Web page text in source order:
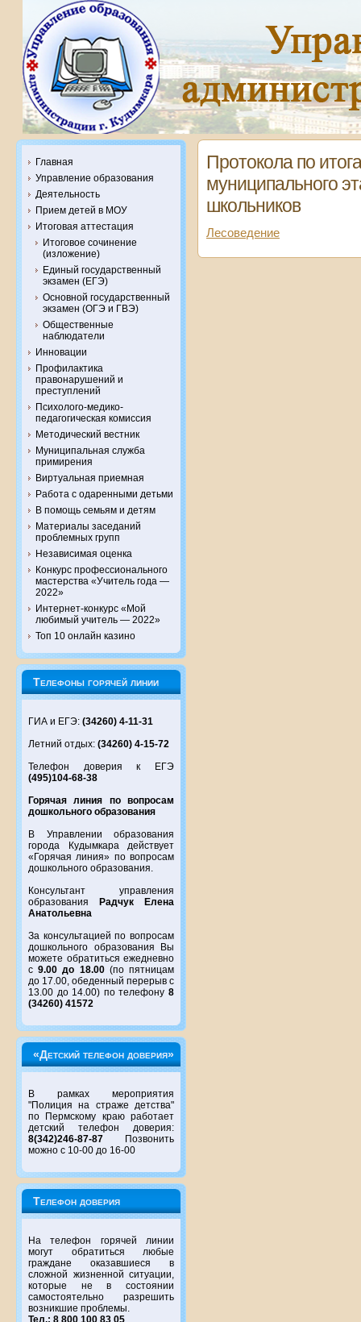
Главная
Управление образования
Деятельность
Прием детей в МОУ
Итоговая аттестация
Итоговое сочинение
(изложение)
Единый государственный
экзамен (ЕГЭ)
Основной государственный
экзамен (ОГЭ и ГВЭ)
Общественные
наблюдатели
Инновации
Профилактика
правонарушений и
преступлений
Психолого-медико-
педагогическая комиссия
Методический вестник
Муниципальная служба
примирения
Виртуальная приемная
Работа с одаренными детьми
В помощь семьям и детям
Материалы заседаний
проблемных групп
Независимая оценка
Конкурс профессионального
мастерства «Учитель года —
2022»
Интернет-конкурс «Мой
любимый учитель — 2022»
Топ 10 онлайн казино
Телефоны горячей линии
ГИА и ЕГЭ: (34260) 4-11-31
Летний отдых: (34260) 4-15-72
Телефон доверия к ЕГЭ
(495)104-68-38
Горячая линия по вопросам
дошкольного образования
В Управлении образования
города Кудымкара действует
«Горячая линия» по вопросам
дошкольного образования.
Консультант управления
образования
Радчук Елена
Анатольевна
За консультацией по вопросам
дошкольного образования Вы
можете обратиться ежедневно
с9.00 до 18.00(по пятницам
до 17.00, обеденный перерыв с
13.00 до 14.00) по телефону 8
(34260) 41572
«Детский телефон доверия»
В рамках мероприятия
"Полиция на страже детства"
по Пермскому краю работает
детский телефон доверия:
8(342)246-87-87 Позвонить
можно с 10-00 до 16-00
Телефон доверия
На телефон горячей линии
могут обратиться любые
граждане оказавшиеся в
сложной жизненной ситуации,
которые не в состоянии
самостоятельно разрешить
возникшие проблемы.
Тел.: 8 800 100 83 05
Протокола по
муниципального
школьников
Лесоведение